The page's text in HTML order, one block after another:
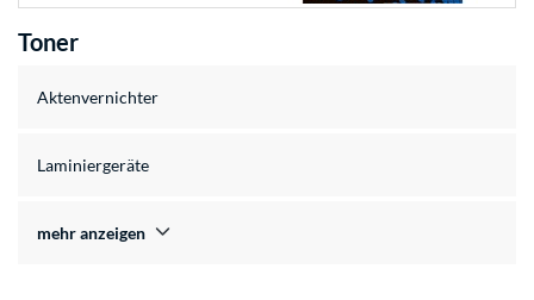
Toner
Aktenvernichter
Laminiergeräte
mehr anzeigen